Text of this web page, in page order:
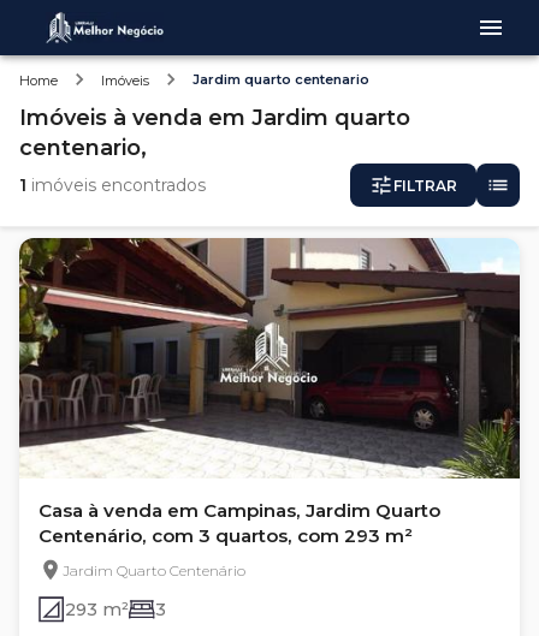
Home Imóveis Jardim quarto centenario
Imóveis à venda em Jardim quarto
centenario,
1 imóveis encontrados FILTRAR
Casa à venda em Campinas, Jardim Quarto
Centenário, com 3 quartos, com 293 m²
Jardim Quarto Centenário
293 m² 3